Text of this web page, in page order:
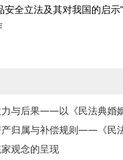
安全立法及其对我国的启
与后果——以《民法典婚
归属与补偿规则——《民
观念的呈现